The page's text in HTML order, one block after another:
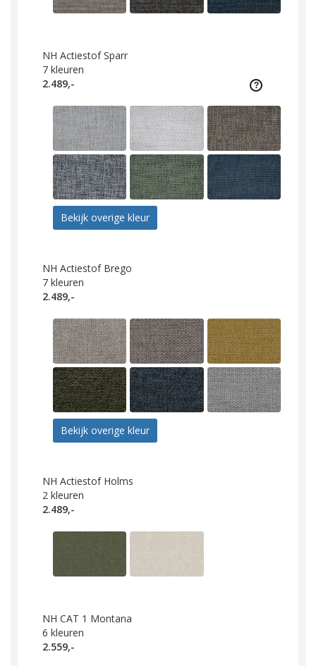
NH Actiestof Sparr
7 kleuren
2.489,-
Bekijk overige kleur
NH Actiestof Brego
7 kleuren
2.489,-
Bekijk overige kleur
NH Actiestof Holms
2 kleuren
2.489,-
NH CAT 1 Montana
6 kleuren
2.559,-